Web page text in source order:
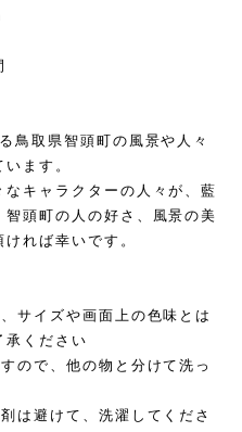
鳥取県智頭町の風景や人々
ます。
キャラクターの人々が、藍
頭町の人の好さ、風景の美
れば幸いです。
サイズや画面上の色味とは
承ください
ので、他の物と分けて洗っ
は避けて、洗濯してくださ